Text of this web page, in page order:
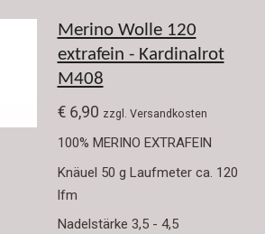
Merino Wolle 120
extrafein - Kardinalrot
M408
€ 6,90 zzgl. Versandkosten
100% MERINO EXTRAFEIN
Knäuel 50 g Laufmeter ca. 120
lfm
Nadelstärke 3,5 - 4,5